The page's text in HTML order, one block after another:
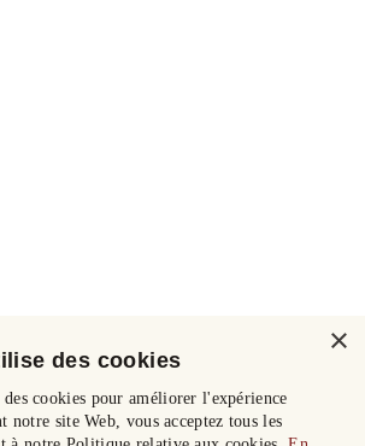
×
des cookies
cookies pour améliorer l'expérience
site Web, vous acceptez tous les